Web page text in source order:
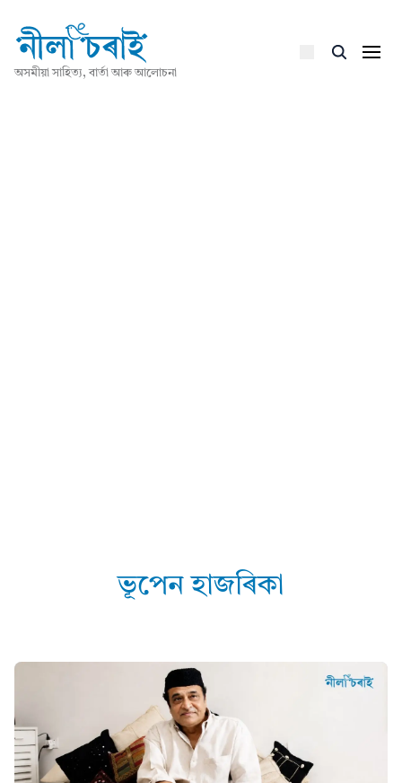
অসমীয়া সাহিত্য, বাৰ্তা আৰু আলোচনা
ভূপেন হাজৰিকা